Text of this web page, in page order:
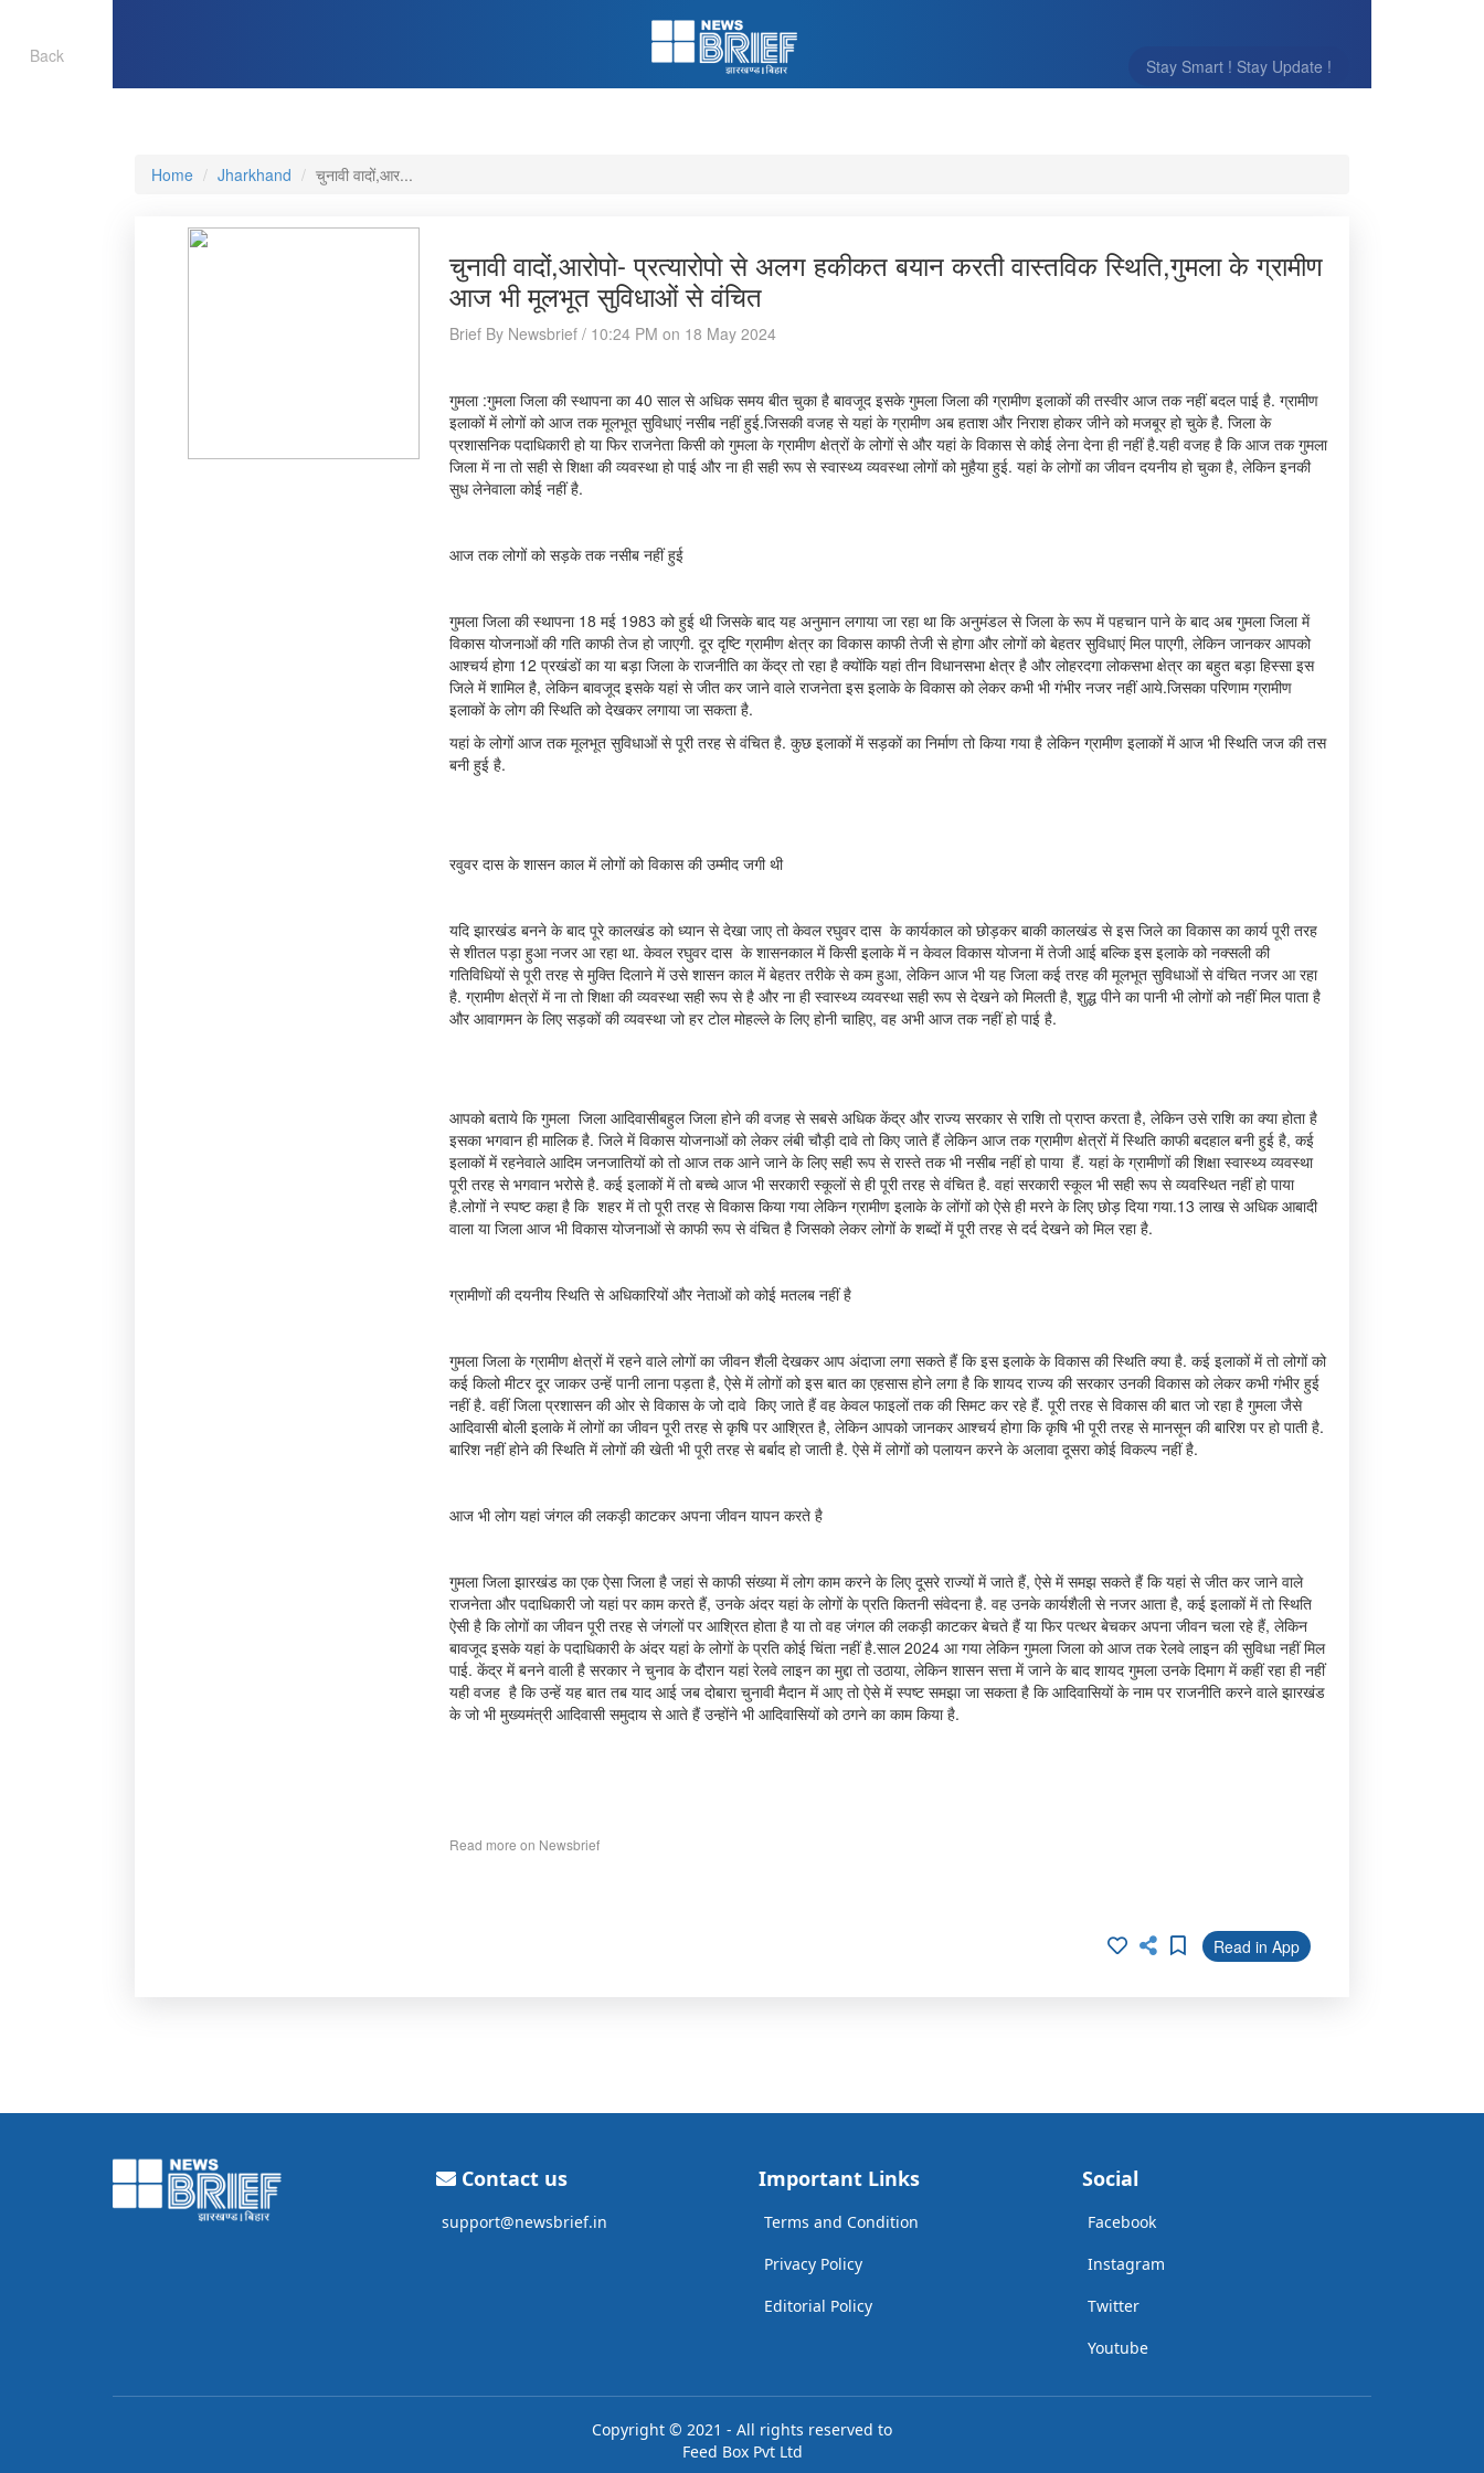
Stay Smart ! Stay Update !
Back
Home Jharkhand चुनावी वादों,आर...
चुनावी वादों,आरोपो- प्रत्यारोपो से अलग हकीकत बयान करती वास्तविक स्थिति,गुमला के ग्रामीण
आज भी मूलभूत सुविधाओं से वंचित
Brief By Newsbrief / 10:24 PM on 18 May 2024
गुमला :गुमला जिला की स्थापना का 40 साल से अधिक समय बीत चुका है बावजूद इसके गुमला जिला की ग्रामीण इलाकों की तस्वीर आज तक नहीं बदल पाई है. ग्रामीण
इलाकों में लोगों को आज तक मूलभूत सुविधाएं नसीब नहीं हुई.जिसकी वजह से यहां के ग्रामीण अब हताश और निराश होकर जीने को मजबूर हो चुके है. जिला के
प्रशासनिक पदाधिकारी हो या फिर राजनेता किसी को गुमला के ग्रामीण क्षेत्रों के लोगों से और यहां के विकास से कोई लेना देना ही नहीं है.यही वजह है कि आज तक गुमला
जिला में ना तो सही से शिक्षा की व्यवस्था हो पाई और ना ही सही रूप से स्वास्थ्य व्यवस्था लोगों को मुहैया हुई. यहां के लोगों का जीवन दयनीय हो चुका है, लेकिन इनकी
सुध लेनेवाला कोई नहीं है.
आज तक लोगों को सड़के तक नसीब नहीं हुई
गुमला जिला की स्थापना 18 मई 1983 को हुई थी जिसके बाद यह अनुमान लगाया जा रहा था कि अनुमंडल से जिला के रूप में पहचान पाने के बाद अब गुमला जिला में
विकास योजनाओं की गति काफी तेज हो जाएगी. दूर दृष्टि ग्रामीण क्षेत्र का विकास काफी तेजी से होगा और लोगों को बेहतर सुविधाएं मिल पाएगी, लेकिन जानकर आपको
आश्चर्य होगा 12 प्रखंडों का या बड़ा जिला के राजनीति का केंद्र तो रहा है क्योंकि यहां तीन विधानसभा क्षेत्र है और लोहरदगा लोकसभा क्षेत्र का बहुत बड़ा हिस्सा इस
जिले में शामिल है, लेकिन बावजूद इसके यहां से जीत कर जाने वाले राजनेता इस इलाके के विकास को लेकर कभी भी गंभीर नजर नहीं आये.जिसका परिणाम ग्रामीण
इलाकों के लोग की स्थिति को देखकर लगाया जा सकता है.
यहां के लोगों आज तक मूलभूत सुविधाओं से पूरी तरह से वंचित है. कुछ इलाकों में सड़कों का निर्माण तो किया गया है लेकिन ग्रामीण इलाकों में आज भी स्थिति जज की तस
बनी हुई है.
रवुवर दास के शासन काल में लोगों को विकास की उम्मीद जगी थी
यदि झारखंड बनने के बाद पूरे कालखंड को ध्यान से देखा जाए तो केवल रघुवर दास के कार्यकाल को छोड़कर बाकी कालखंड से इस जिले का विकास का कार्य पूरी तरह
से शीतल पड़ा हुआ नजर आ रहा था. केवल रघुवर दास के शासनकाल में किसी इलाके में न केवल विकास योजना में तेजी आई बल्कि इस इलाके को नक्सली की
गतिविधियों से पूरी तरह से मुक्ति दिलाने में उसे शासन काल में बेहतर तरीके से कम हुआ, लेकिन आज भी यह जिला कई तरह की मूलभूत सुविधाओं से वंचित नजर आ रहा
है. ग्रामीण क्षेत्रों में ना तो शिक्षा की व्यवस्था सही रूप से है और ना ही स्वास्थ्य व्यवस्था सही रूप से देखने को मिलती है, शुद्ध पीने का पानी भी लोगों को नहीं मिल पाता है
और आवागमन के लिए सड़कों की व्यवस्था जो हर टोल मोहल्ले के लिए होनी चाहिए, वह अभी आज तक नहीं हो पाई है.
आपको बताये कि गुमला जिला आदिवासीबहुल जिला होने की वजह से सबसे अधिक केंद्र और राज्य सरकार से राशि तो प्राप्त करता है, लेकिन उसे राशि का क्या होता है
इसका भगवान ही मालिक है. जिले में विकास योजनाओं को लेकर लंबी चौड़ी दावे तो किए जाते हैं लेकिन आज तक ग्रामीण क्षेत्रों में स्थिति काफी बदहाल बनी हुई है, कई
इलाकों में रहनेवाले आदिम जनजातियों को तो आज तक आने जाने के लिए सही रूप से रास्ते तक भी नसीब नहीं हो पाया हैं. यहां के ग्रामीणों की शिक्षा स्वास्थ्य व्यवस्था
पूरी तरह से भगवान भरोसे है. कई इलाकों में तो बच्चे आज भी सरकारी स्कूलों से ही पूरी तरह से वंचित है. वहां सरकारी स्कूल भी सही रूप से व्यवस्थित नहीं हो पाया
है.लोगों ने स्पष्ट कहा है कि शहर में तो पूरी तरह से विकास किया गया लेकिन ग्रामीण इलाके के लोंगों को ऐसे ही मरने के लिए छोड़ दिया गया.13 लाख से अधिक आबादी
वाला या जिला आज भी विकास योजनाओं से काफी रूप से वंचित है जिसको लेकर लोगों के शब्दों में पूरी तरह से दर्द देखने को मिल रहा है.
ग्रामीणों की दयनीय स्थिति से अधिकारियों और नेताओं को कोई मतलब नहीं है
गुमला जिला के ग्रामीण क्षेत्रों में रहने वाले लोगों का जीवन शैली देखकर आप अंदाजा लगा सकते हैं कि इस इलाके के विकास की स्थिति क्या है. कई इलाकों में तो लोगों को
कई किलो मीटर दूर जाकर उन्हें पानी लाना पड़ता है, ऐसे में लोगों को इस बात का एहसास होने लगा है कि शायद राज्य की सरकार उनकी विकास को लेकर कभी गंभीर हुई
नहीं है. वहीं जिला प्रशासन की ओर से विकास के जो दावे किए जाते हैं वह केवल फाइलों तक की सिमट कर रहे हैं. पूरी तरह से विकास की बात जो रहा है गुमला जैसे
आदिवासी बोली इलाके में लोगों का जीवन पूरी तरह से कृषि पर आश्रित है, लेकिन आपको जानकर आश्चर्य होगा कि कृषि भी पूरी तरह से मानसून की बारिश पर हो पाती है.
बारिश नहीं होने की स्थिति में लोगों की खेती भी पूरी तरह से बर्बाद हो जाती है. ऐसे में लोगों को पलायन करने के अलावा दूसरा कोई विकल्प नहीं है.
आज भी लोग यहां जंगल की लकड़ी काटकर अपना जीवन यापन करते है
गुमला जिला झारखंड का एक ऐसा जिला है जहां से काफी संख्या में लोग काम करने के लिए दूसरे राज्यों में जाते हैं, ऐसे में समझ सकते हैं कि यहां से जीत कर जाने वाले
राजनेता और पदाधिकारी जो यहां पर काम करते हैं, उनके अंदर यहां के लोगों के प्रति कितनी संवेदना है. वह उनके कार्यशैली से नजर आता है, कई इलाकों में तो स्थिति
ऐसी है कि लोगों का जीवन पूरी तरह से जंगलों पर आश्रित होता है या तो वह जंगल की लकड़ी काटकर बेचते हैं या फिर पत्थर बेचकर अपना जीवन चला रहे हैं, लेकिन
बावजूद इसके यहां के पदाधिकारी के अंदर यहां के लोगों के प्रति कोई चिंता नहीं है.साल 2024 आ गया लेकिन गुमला जिला को आज तक रेलवे लाइन की सुविधा नहीं मिल
पाई. केंद्र में बनने वाली है सरकार ने चुनाव के दौरान यहां रेलवे लाइन का मुद्दा तो उठाया, लेकिन शासन सत्ता में जाने के बाद शायद गुमला उनके दिमाग में कहीं रहा ही नहीं
यही वजह है कि उन्हें यह बात तब याद आई जब दोबारा चुनावी मैदान में आए तो ऐसे में स्पष्ट समझा जा सकता है कि आदिवासियों के नाम पर राजनीति करने वाले झारखंड
के जो भी मुख्यमंत्री आदिवासी समुदाय से आते हैं उन्होंने भी आदिवासियों को ठगने का काम किया है.
Read more on Newsbrief
Read in App
Contact us
support@newsbrief.in
Important Links
Terms and Condition
Privacy Policy
Editorial Policy
Social
Facebook
Instagram
Twitter
Youtube
Copyright © 2021 - All rights reserved to
Feed Box Pvt Ltd